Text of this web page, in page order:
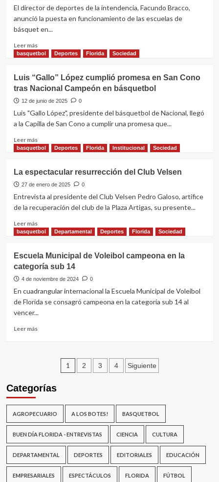
a
Uruguay
el
de
El director de deportes de la intendencia, Facundo Bracco,
anunció la puesta en funcionamiento de las escuelas de
básquet en...
Leer másLeer
más
las
escuelas
de
básquet
Sarandí
basquetbol Deportes Florida Sociedad
Luis “Gallo” López cumplió promesa en San Cono
tras Nacional Campeón en básquetbol
12 de junio de 2025 0
Luis "Gallo López", presidente del básquetbol de Nacional, llegó
a la Capilla de San Cono a cumplir una promesa que...
Leer másLeer
más
“Gallo”
López
cumplió
promesa
en
San
Cono
Campeón
en
básquetbol
basquetbol Deportes Florida Institucional Sociedad
La espectacular resurrección del Club Velsen
27 de enero de 2025 0
Entrevista al presidente del Club Velsen Pedro Galoso, artífice
de la recuperación del club de la Plaza Artigas, su presente...
Leer másLeer
más
espectacular
resurrección
del
Club
Velsen
basquetbol Departamental Deportes Florida Sociedad
Escuela Municipal de Voleibol campeona en la
categoría sub 14
4 de noviembre de 2024 0
En cuadrangular internacional la Escuela Municipal de Voleibol
de Florida se consagró campeona en la categoría sub 14 al
vencer...
Leer másLeer
Voleibol
campeona
la
14
Paginación
1 2 3 4 Siguiente
Categorías
AGROPECUARIO A LOS BOTES! BASQUETBOL
BUEN DÍA FLORIDA - ENTREVISTAS CIENCIA CULTURA
DEPARTAMENTAL DEPORTES EDITORIALES EDUCACIÓN
EMPRESARIALES ESPECTÁCULOS FLORIDA FÚTBOL